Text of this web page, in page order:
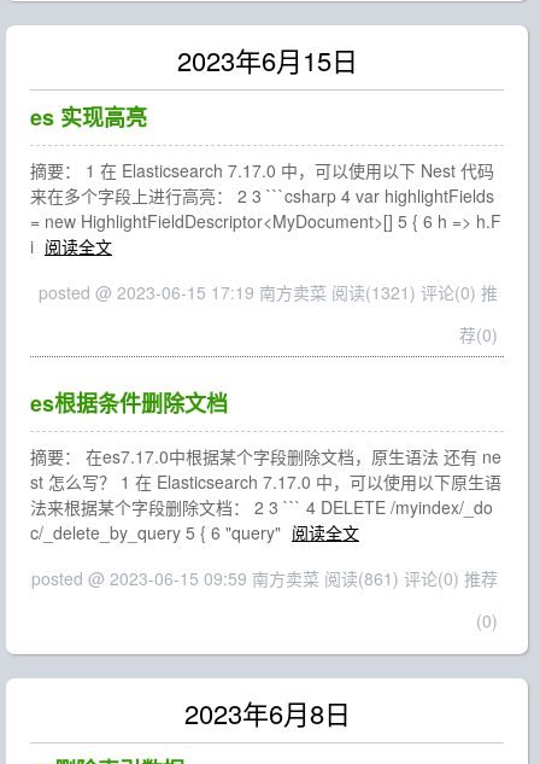
2023年6月15日
es 实现高亮
摘要： 1 在 Elasticsearch 7.17.0 中，可以使用以下 Nest 代码
来在多个字段上进行高亮： 2 3 ```csharp 4 var highlightFields
= new HighlightFieldDescriptor<MyDocument>[] 5 { 6 h => h.F
i 阅读全文
posted @ 2023-06-15 17:19 南方卖菜 阅读(1321) 评论(0) 推
荐(0)
es根据条件删除文档
摘要： 在es7.17.0中根据某个字段删除文档，原生语法 还有 ne
st 怎么写？ 1 在 Elasticsearch 7.17.0 中，可以使用以下原生语
法来根据某个字段删除文档： 2 3 ``` 4 DELETE /myindex/_do
c/_delete_by_query 5 { 6 "query" 阅读全文
posted @ 2023-06-15 09:59 南方卖菜 阅读(861) 评论(0) 推荐
(0)
2023年6月8日